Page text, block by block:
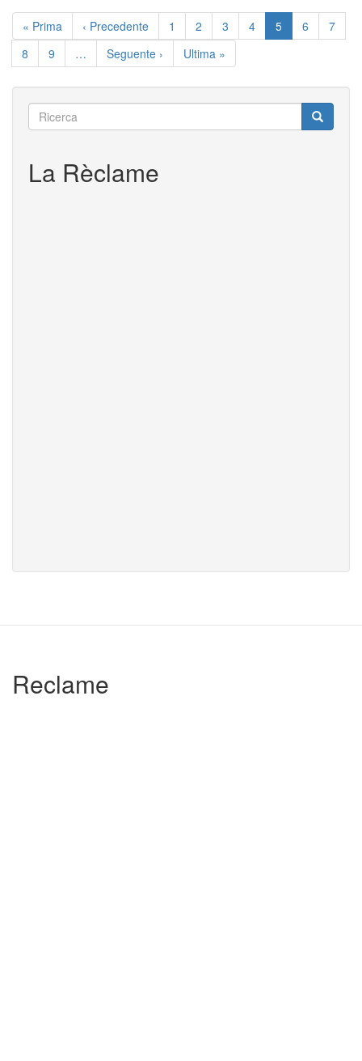
Paginazione
Prima
pagina
« Prima
Pagina
precedente
‹ Precedente Pagina
1 Pagina
2 Pagina
3 Pagina
4
Pagina
attuale
5 Pagina
6
7
Pagina
8 Pagina
9 …
Pagina
successiva
Seguente ›
Ultima
pagina
Ultima »
Ricerca
Ricerca Ricerca
La Rèclame
Reclame